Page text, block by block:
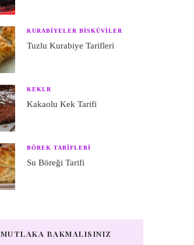
KURABIYELER BISKÜVILER
Tuzlu Kurabiye Tarifleri
KEKLR
Kakaolu Kek Tarifi
BÖREK TARIFLERI
Su Böreği Tarifi
MUTLAKA BAKMALISINIZ